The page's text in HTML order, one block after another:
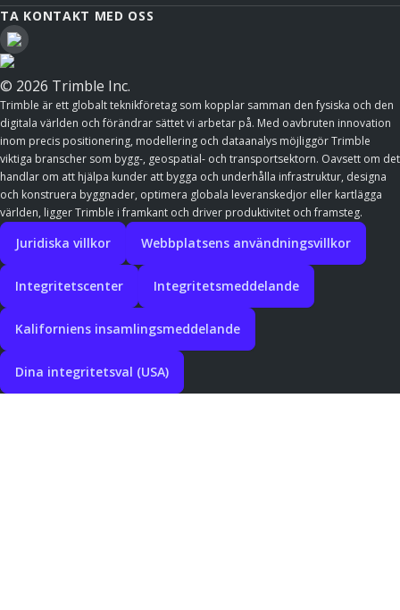
TA KONTAKT MED OSS
© 2026 Trimble Inc.
Trimble är ett globalt teknikföretag som kopplar samman den fysiska och den
digitala världen och förändrar sättet vi arbetar på. Med oavbruten innovation
inom precis positionering, modellering och dataanalys möjliggör Trimble
viktiga branscher som bygg-, geospatial- och transportsektorn. Oavsett om det
handlar om att hjälpa kunder att bygga och underhålla infrastruktur, designa
och konstruera byggnader, optimera globala leveranskedjor eller kartlägga
världen, ligger Trimble i framkant och driver produktivitet och framsteg.
Juridiska villkor Webbplatsens användningsvillkor
Integritetscenter Integritetsmeddelande
Kaliforniens insamlingsmeddelande
Dina integritetsval (USA)